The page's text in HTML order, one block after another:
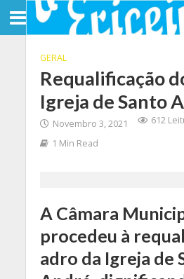
GERAL
Requalificação
Igreja de Santo
Novembro 3, 2021
612
1 Min Read
A Câmara
procedeu à
adro da Igreja de